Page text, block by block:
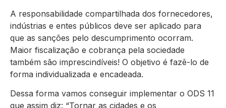
A responsabilidade compartilhada dos fornecedores,
indústrias e entes públicos deve ser aplicado para
que as sanções pelo descumprimento ocorram.
Maior fiscalização e cobrança pela sociedade
também são imprescindíveis! O objetivo é fazê-lo de
forma individualizada e encadeada.
Dessa forma vamos conseguir implementar o ODS 11
que assim diz: “Tornar as cidades e os